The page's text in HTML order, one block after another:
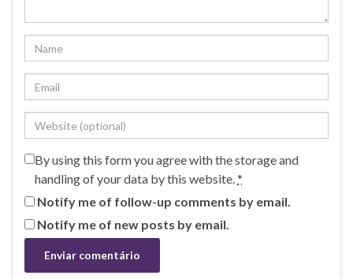
By using this form you agree with the storage and
handling of your data by this website.*
Notify me of follow-up comments by email.
Notify me of new posts by email.